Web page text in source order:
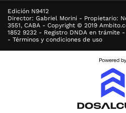
Edición N9412
Director: Gabriel Morini - Propietario:
3551, CABA - Copyright © 2019
1852 9232 - Registro DNDA en trámite
- Términos y condiciones de uso